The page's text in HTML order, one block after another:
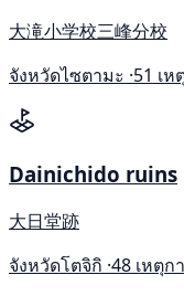
大滝小学校三峰分校
จังหวัดไซตามะ ·51 เ
Dainichido ruins
大日堂跡
จังหวัดโตจิกิ ·48 เหตุ